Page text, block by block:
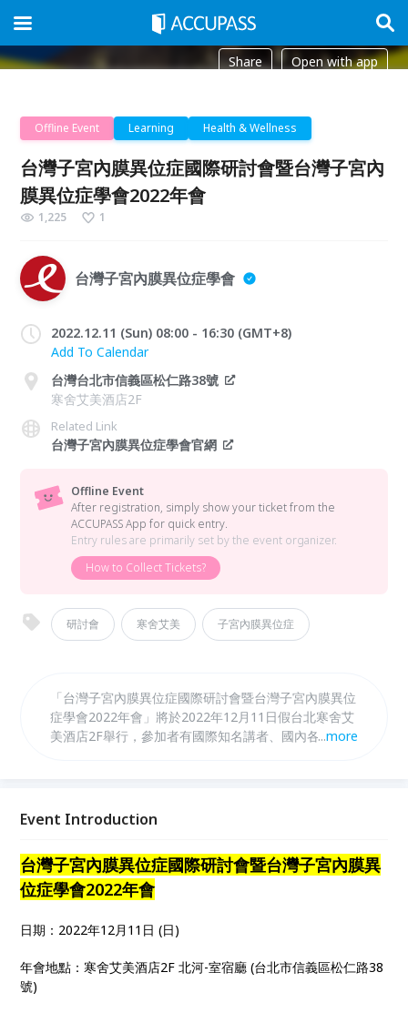
Share Open with app
Offline Event Learning Health & Wellness
台灣子宮內膜異位症國際研討會暨台灣子宮內
膜異位症學會2022年會
1,225 1
台灣子宮內膜異位症學會
2022.12.11 (Sun) 08:00 - 16:30 (GMT+8)
Add To Calendar
台灣台北市信義區松仁路38號
寒舍艾美酒店2F
Related Link
台灣子宮內膜異位症學會官網
Offline Event
After registration, simply show your ticket from the
ACCUPASS App for quick entry.
Entry rules are primarily set by the event organizer.
How to Collect Tickets?
研討會 寒舍艾美 子宮內膜異位症
「台灣子宮內膜異位症國際研討會暨台灣子宮內膜異位
症學會2022年會」將於2022年12月11日假台北寒舍艾
美酒店2F舉行，參加者有國際知名講者、國內各大專
會長Tasuku Harada以及多名台灣專家：成功大學蔡少
美教授，期盼給予各位與會者豐盛的學術饗宴。
...more
Event Introduction
台灣子宮內膜異位症國際研討會暨台灣子宮內膜異
位症學會2022年會
日期：2022年12月11日 (日)
年會地點：寒舍艾美酒店2F 北河-室宿廳 (台北市信義區松仁路38
號)